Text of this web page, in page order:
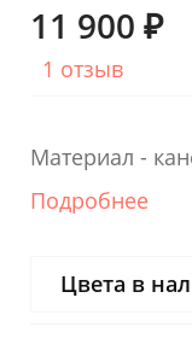
11 900 ₽
1 отзыв
Материал -
Подробнее
Цвета в